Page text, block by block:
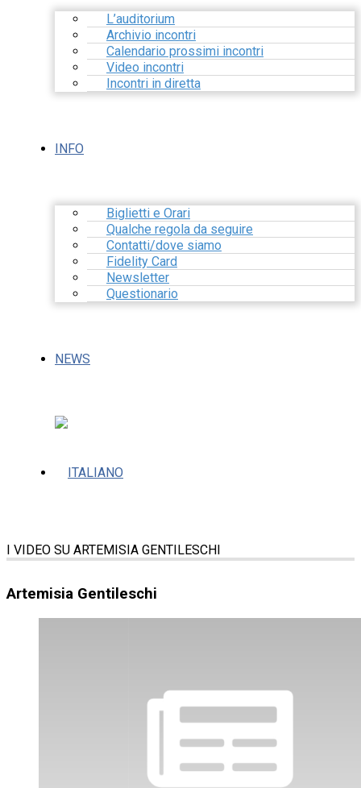
L’auditorium
Archivio incontri
Calendario prossimi incontri
Video incontri
Incontri in diretta
INFO
Biglietti e Orari
Qualche regola da seguire
Contatti/dove siamo
Fidelity Card
Newsletter
Questionario
NEWS
I VIDEO SU ARTEMISIA GENTILESCHI
Artemisia Gentileschi